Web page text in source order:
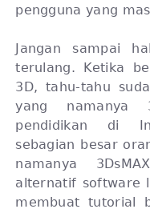
pengguna yang
Jangan sampai
terulang. Ketika
3D, tahu-tahu
yang namanya
pendidikan di
sebagian besar
namanya
alternatif software
membuat tutorial